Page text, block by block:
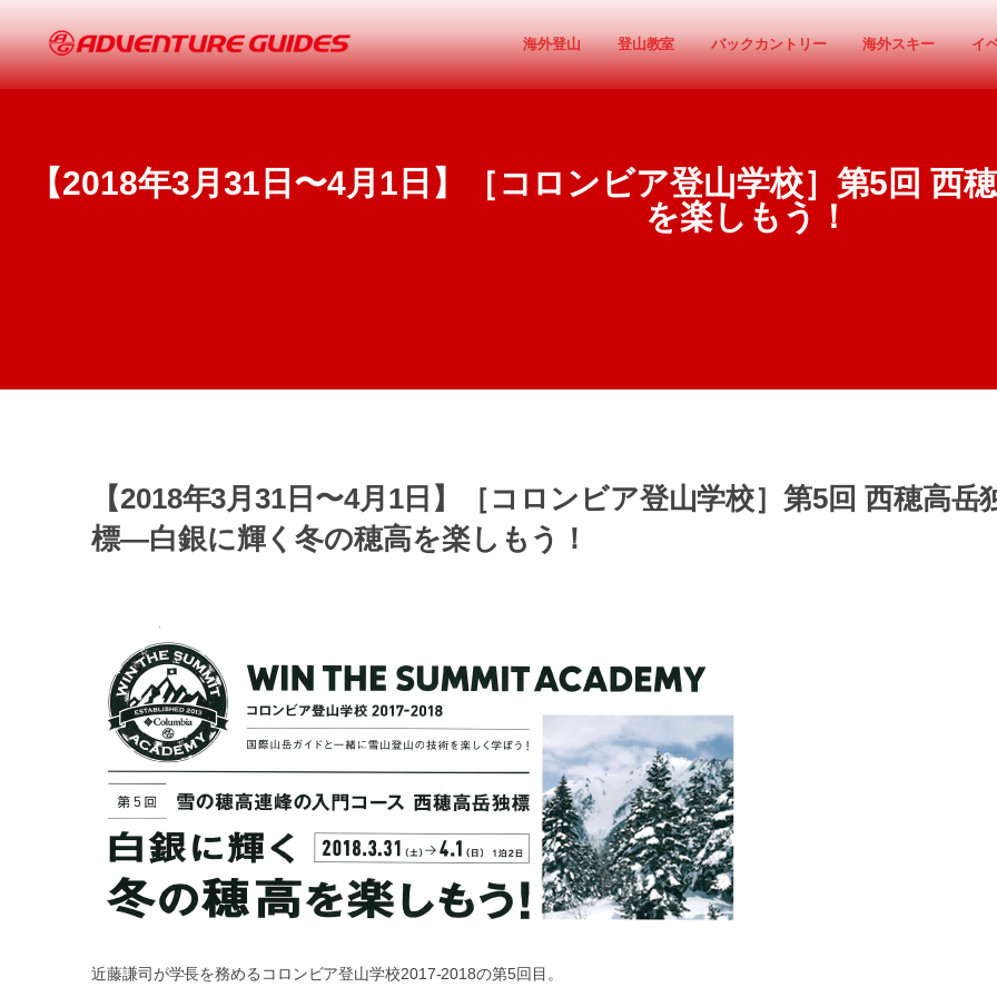
海外登山 登山教室 バックカントリー 海外スキー イ
【2018年3月31日〜4月1日】［コロンビア登山学校］第5回
を楽しもう！
【2018年3月31日〜4月1日】［コロンビア登山学校］第5回 西穂高岳
標―白銀に輝く冬の穂高を楽しもう！
近藤謙司が学長を務めるコロンビア登山学校2017-2018の第5回目。